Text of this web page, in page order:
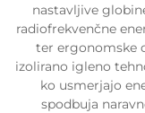
nastavljive
radiofrekvenčne
ter ergonomske
izolirano igleno
ko usmerjajo
spodbuja